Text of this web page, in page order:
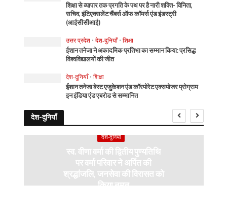
शिक्षा से व्यापार तक प्रगति के पथ पर है नारी शक्ति- विनिता,
सचिव, इंटिएक्सलेंट चैंबर्स ऑफ कॉमर्स एंड इंडस्ट्री
(आईसीसीआई)
उत्तर प्रदेश • देश-दुनियाँ • शिक्षा
ईशान तनेजा ने अकादमिक प्रतिभा का सम्मान किया: प्रसिद्ध
विश्वविद्यालयों की जीत
देश-दुनियाँ • शिक्षा
ईशान तनेजा बेस्ट एजुकेशन एंड कॉरपोरेट एक्सपोजर प्रोग्राम
इन इंडिया एंड एबरोड से सम्मानित
देश-दुनियाँ
देश-दुनियाँ
स्व. वीणा वर्मा की द्वितीय पुण्यतिथि
पर वर्मा परिवार ने अर्पित की
श्रद्धांजलि, जनसेवा की विरासत को
किया नमन